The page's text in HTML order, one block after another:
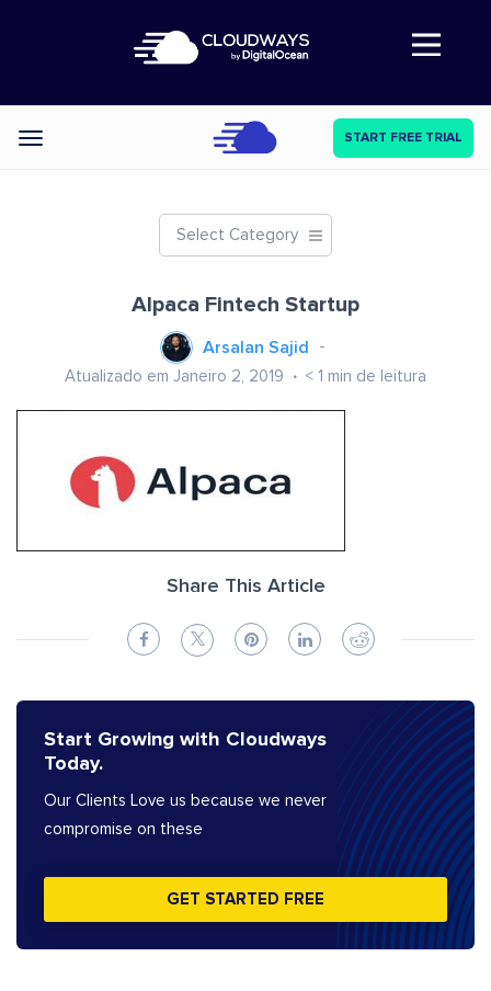
Abre a navegação
Categories START FREE TRIAL
Select Category
Alpaca Fintech Startup
Arsalan Sajid
Atualizado em Janeiro 2, 2019 < 1 min de leitura
Share This Article
Start Growing with Cloudways
Today.
Our Clients Love us because we never
compromise on these
GET STARTED FREE